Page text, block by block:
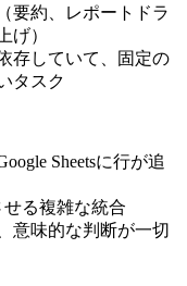
要約、レポートドラ
げ）
存していて、固定の
タスク
Sheetsに行が追
る複雑な統合
意味的な判断が一切